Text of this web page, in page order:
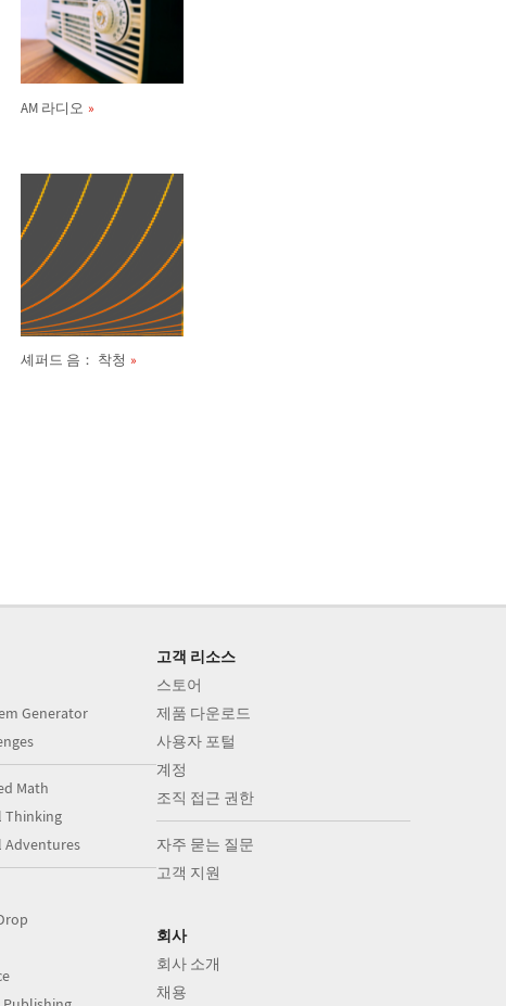
AM 라디오
셰퍼드 음： 착청
Generator
Math
Thinking
고객 리소스
스토어
제품 다운로드
사용자 포털
계정
조직 접근 권한
자주 묻는 질문
고객 지원
회사
회사 소개
채용